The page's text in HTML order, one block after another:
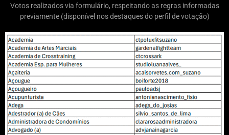
Votos realizados via formulário, respeitando as regras informadas
previamente (disponível nos destaques do perfil de votação)